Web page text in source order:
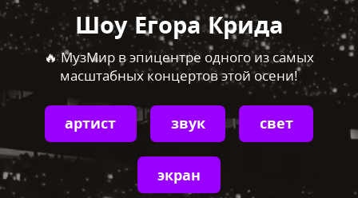
Шоу Егора Крида
🔥 МузМир в эпицентре одного из самых
масштабных концертов этой осени!
артист звук свет
экран